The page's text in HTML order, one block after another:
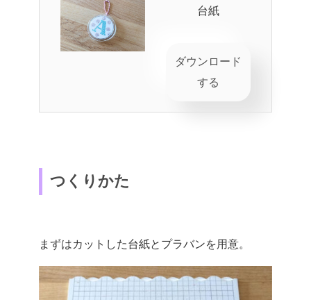
台紙
ダウンロード
する
つくりかた
まずはカットした台紙とプラバンを用意。